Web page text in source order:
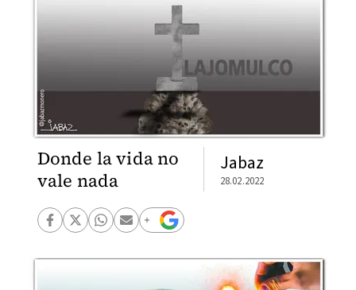
Donde la vida no
vale nada
Jabaz
28.02.2022